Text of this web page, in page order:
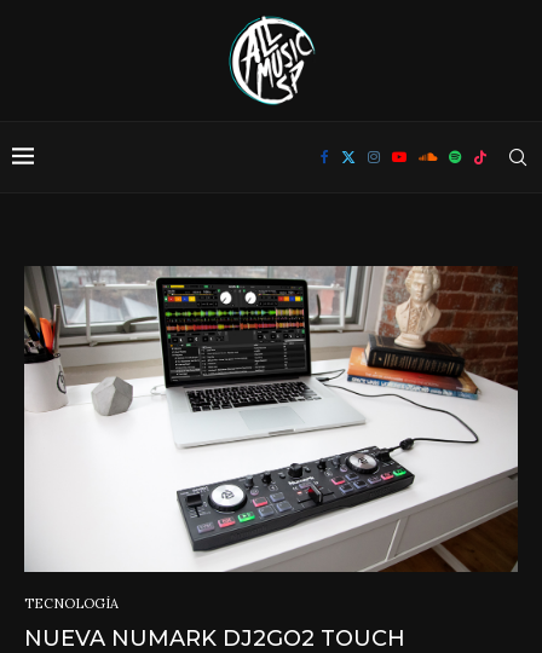
TECNOLOGÍA
NUEVA NUMARK DJ2GO2 TOUCH